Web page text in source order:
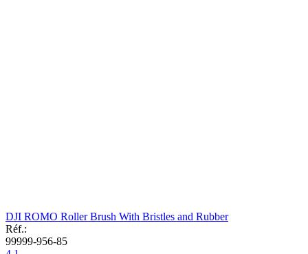
DJI ROMO Roller Brush With Bristles and Rubber
Réf.:
99999-956-85